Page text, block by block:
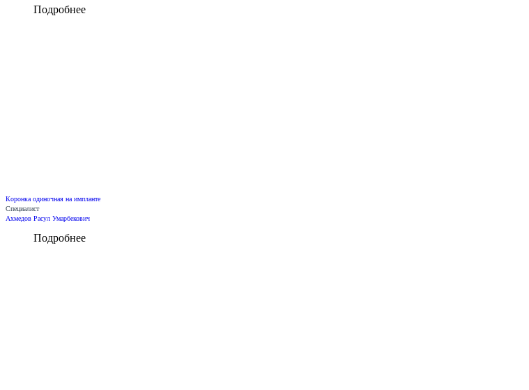
Подробнее
Коронка одиночная на импланте
Специалист
Ахмедов Расул Умарбекович
Подробнее